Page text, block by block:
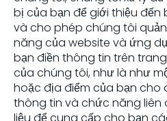
bị của bạn để giới thiệu
và cho phép chúng tôi
năng của website và ứng
bạn điền thông tin trên
của chúng tôi, như là như
hoặc địa điểm của bạn cho
thông tin và chức năng liên